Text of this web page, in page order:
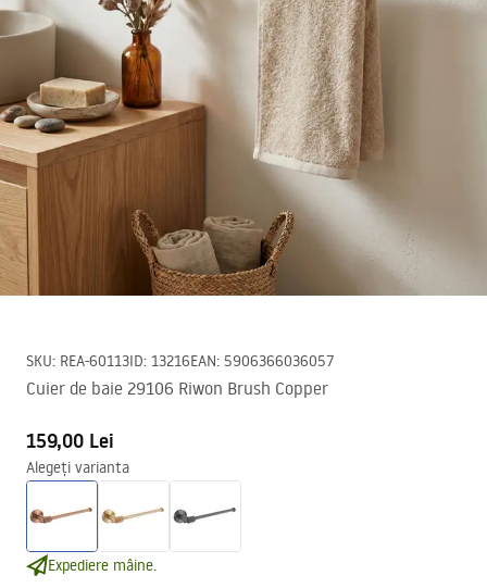
SKU: REA-60113ID: 13216EAN: 5906366036057
Cuier de baie 29106 Riwon Brush Copper
159,00 Lei
Alegeți varianta
Expediere mâine.